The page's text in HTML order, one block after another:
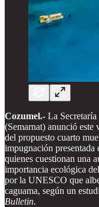
Cozumel.- La
(Semarnat) anunció este
del propuesto cuarto
impugnación presentada
quienes cuestionan una
importancia ecológica
por la UNESCO que
caguama, según un
Bulletin.